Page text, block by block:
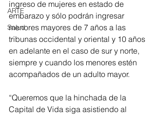
ARTE
Salud
ingreso de mujeres en estado de
embarazo y sólo podrán ingresar
menores mayores de 7 años a las
tribunas occidental y oriental y 10 años
en adelante en el caso de sur y norte,
siempre y cuando los menores estén
acompañados de un adulto mayor.
“Queremos que la hinchada de la
Capital de Vida siga asistiendo al